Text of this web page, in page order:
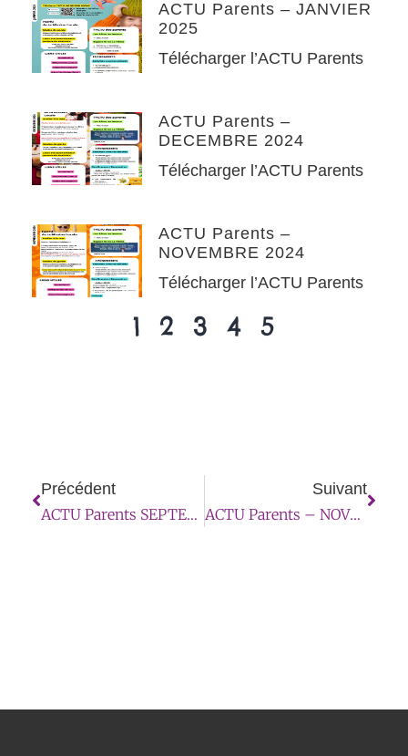
ACTU Parents – JANVIER
2025
Télécharger l’ACTU Parents
ACTU Parents –
DECEMBRE 2024
Télécharger l’ACTU Parents
ACTU Parents –
NOVEMBRE 2024
Télécharger l’ACTU Parents
1 2 3 4 5
Précédent
ACTU Parents SEPTEMBRE 2024
Suivant
ACTU Parents – NOVEMBRE 2024